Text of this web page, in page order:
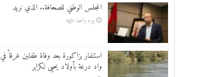
المجلس الوطني للصحافة.. الذي نريد
يوم واحد ago
استنفار بزاكورة بعد وفاة طفلين غرقاً في
واد درعة بأولاد يحيى لكراير